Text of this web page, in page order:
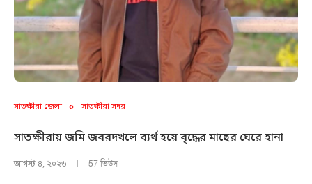
সাতক্ষীরা জেলা সাতক্ষীরা সদর
সাতক্ষীরায় জমি জবরদখলে ব্যর্থ হয়ে বৃদ্ধের মাছের ঘেরে হানা
আগস্ট ৪, ২০২৬ 57 ভিউস